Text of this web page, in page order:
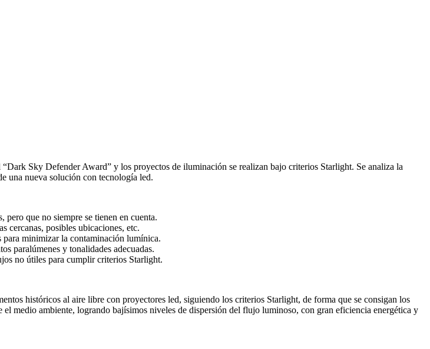
Sky Defender Award” y los proyectos de iluminación se realizan bajo criterios Starlight. Se analiza la
una nueva solución con tecnología led.
pero que no siempre se tienen en cuenta.
cercanas, posibles ubicaciones, etc.
minimizar la contaminación lumínica.
paralúmenes y tonalidades adecuadas.
no útiles para cumplir criterios Starlight.
históricos al aire libre con proyectores led, siguiendo los criterios Starlight, de forma que se consigan los
medio ambiente, logrando bajísimos niveles de dispersión del flujo luminoso, con gran eficiencia energética y